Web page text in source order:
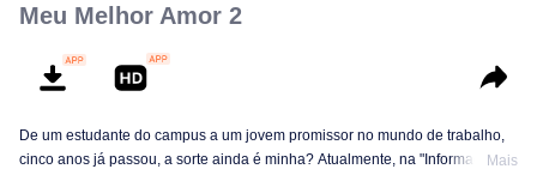
Meu Melhor Amor 2
De um estudante do campus a um jovem promissor no mundo de trabalho,
cinco anos já passou, a sorte ainda é minha? Atualmente, na "Informação
Mais